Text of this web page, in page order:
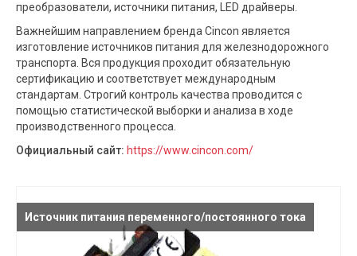
преобразователи, источники питания, LED драйверы.
Важнейшим направлением бренда Cincon является
изготовление источников питания для железнодорожного
транспорта. Вся продукция проходит обязательную
сертификацию и соответствует международным
стандартам. Строгий контроль качества проводится с
помощью статистической выборки и анализа в ходе
производственного процесса.
Официальный сайт: https://www.cincon.com/
Источник питания переменного/постоянного тока